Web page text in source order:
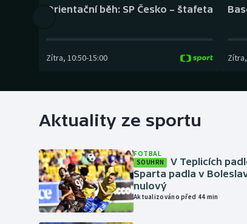
Gymnastika
Orientační běh: SP Česko – štafeta
Zítra, 10:50-15:00 Zítra,
Aktuality ze sportu
FOTBAL
SOUHRN
V Teplicích
Sparta padla v
nulový
Aktualizováno před 44 min